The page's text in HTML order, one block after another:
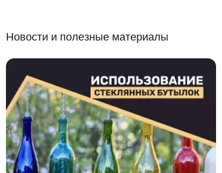
Новости и полезные материалы